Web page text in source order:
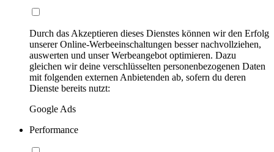
Durch das Akzeptieren dieses Dienstes können wir den Erfolg
unserer Online-Werbeeinschaltungen besser nachvollziehen,
auswerten und unser Werbeangebot optimieren. Dazu
gleichen wir deine verschlüsselten personenbezogenen Daten
mit folgenden externen Anbietenden ab, sofern du deren
Dienste bereits nutzt:
Google Ads
Performance